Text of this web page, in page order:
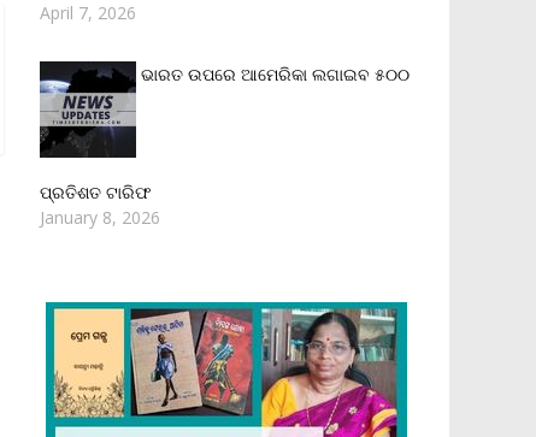
April 7, 2026
ଭାରତ ଉପରେ ଆମେରିକା ଲଗାଇବ ୫୦୦
ପ୍ରତିଶତ ଟାରିଫ
January 8, 2026